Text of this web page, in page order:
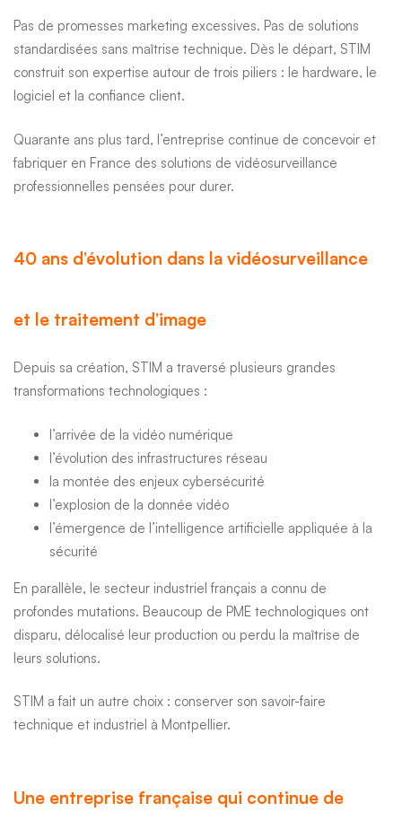
Pas de promesses marketing excessives. Pas de solutions
standardisées sans maîtrise technique. Dès le départ, STIM
construit son expertise autour de trois piliers : le hardware, le
logiciel et la confiance client.
Quarante ans plus tard, l’entreprise continue de concevoir et
fabriquer en France des solutions de vidéosurveillance
professionnelles pensées pour durer.
40 ans d’évolution dans la vidéosurveillance
et le traitement d’image
Depuis sa création, STIM a traversé plusieurs grandes
transformations technologiques :
l’arrivée de la vidéo numérique
l’évolution des infrastructures réseau
la montée des enjeux cybersécurité
l’explosion de la donnée vidéo
l’émergence de l’intelligence artificielle appliquée à la
sécurité
En parallèle, le secteur industriel français a connu de
profondes mutations. Beaucoup de PME technologiques ont
disparu, délocalisé leur production ou perdu la maîtrise de
leurs solutions.
STIM a fait un autre choix : conserver son savoir-faire
technique et industriel à Montpellier.
Une entreprise française qui continue de